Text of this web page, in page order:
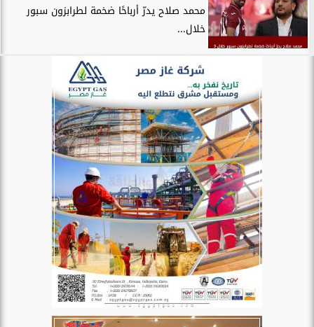
محمد صلاح يدرّ أرباحًا ضخمة لطرابزون سبور
خلال...